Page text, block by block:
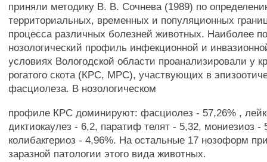
приняли методику В. В. Сочнева (1989) по
территориальных, временных и популяционных
процесса различных болезней животных. Наиболее
нозологический профиль инфекционной и
условиях Вологодской области проанализировали у
рогатого скота (КРС, MPC), участвующих в
фасциолеза. В нозологическом
профиле КРС доминируют: фасциолез - 57,26% ,
диктиокаулез - 6,2, паратиф телят - 5,32, мониезиоз -
колибакгериоз - 4,96%. На остальные 17 нозоформ
заразной патологии этого вида животных.